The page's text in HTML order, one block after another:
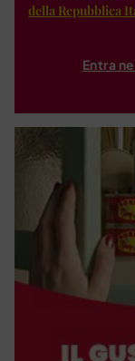
della Repubblica
Entra